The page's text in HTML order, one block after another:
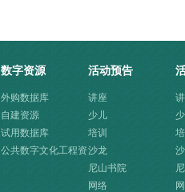
数字资源
外购数据库
自建资源
试用数据库
公共数字文化工程资
活动预告
讲座
少儿
培训
沙龙
尼山书院
网络